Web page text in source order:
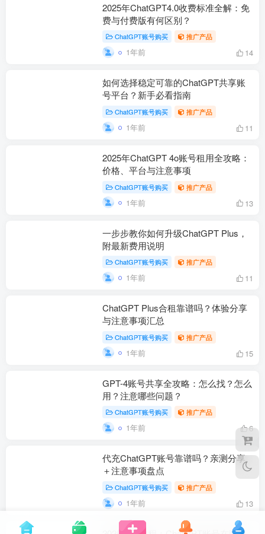
2025年ChatGPT4.0收费标准全解：免
费与付费版有何区别？
ChatGPT账号购买 推广产品
1年前 14
如何选择稳定可靠的ChatGPT共享账
号平台？新手必看指南
ChatGPT账号购买 推广产品
1年前 11
2025年ChatGPT 4o账号租用全攻略：
价格、平台与注意事项
ChatGPT账号购买 推广产品
1年前 13
一步步教你如何升级ChatGPT Plus，
附最新费用说明
ChatGPT账号购买 推广产品
1年前 11
ChatGPT Plus合租靠谱吗？体验分享
与注意事项汇总
ChatGPT账号购买 推广产品
1年前 15
GPT-4账号共享全攻略：怎么找？怎么
用？注意哪些问题？
ChatGPT账号购买 推广产品
1年前 6
代充ChatGPT账号靠谱吗？亲测分享
＋注意事项盘点
ChatGPT账号购买 推广产品
1年前 13